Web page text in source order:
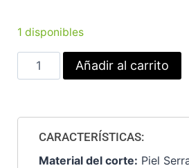
1 disponibles
Añadir al carrito
CARACTERÍSTICAS:
Material del corte: Piel